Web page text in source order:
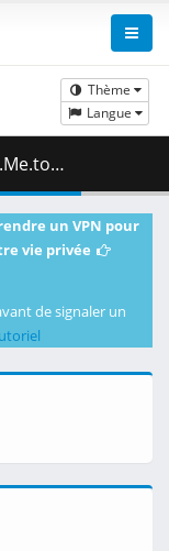
Thème
Langue
( 419.13 MB )
un VPN pour
vie privée
de signaler un